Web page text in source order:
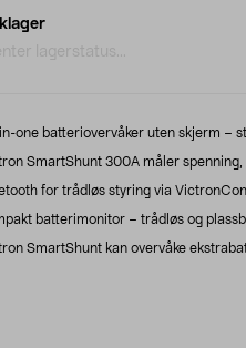
lagerstatus...
one batteriovervåker uten skjerm –
SmartShunt 300A måler
for trådløs styring via
batterimonitor – trådløs og
SmartShunt kan overvåke